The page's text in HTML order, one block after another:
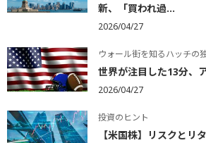
新、「買われ過...
2026/04/27
ウォール街を知るハッチの
世界が注目した13分、
2026/04/27
投資のヒント
【米国株】リスクとリ